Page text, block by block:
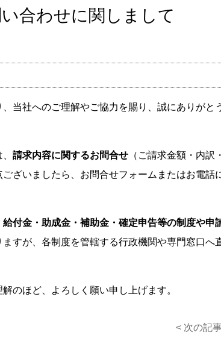
合わせに関しまして
当社へのご理解やご協力を賜り、誠にありがと
請求内容に関するお問合せ （ご請求金額・内
ございましたら、お問合せフォームまたはお電話
給付金・助成金・補助金・確定申告等の制度や申
ますが、各制度を管轄する行政機関や専門窓口へ
のほど、よろしく願い申し上げます。
< 次の記